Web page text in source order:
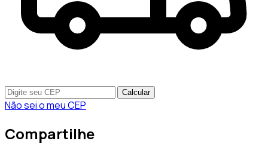
Calcular
Não sei o meu CEP
Compartilhe